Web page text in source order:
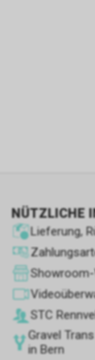
NÜTZLICHE
Lieferung,
STC
Gravel
in Bern